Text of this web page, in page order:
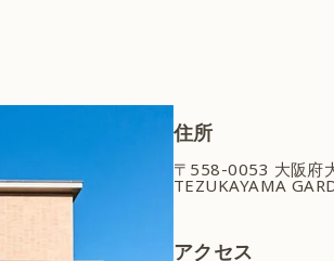
住所
〒558-0053 大阪府
TEZUKAYAMA
アクセス